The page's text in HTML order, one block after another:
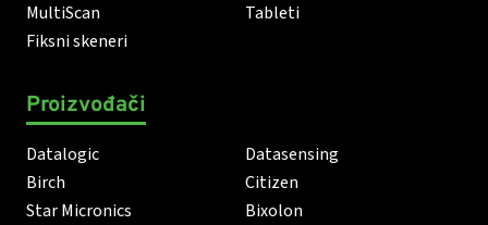
MultiScan
Tableti
Fiksni skeneri
Proizvođači
Datalogic
Datasensing
Birch
Citizen
Star Micronics
Bixolon